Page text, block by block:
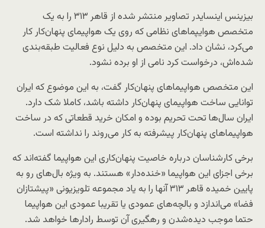
بیزینس اینسایدر تصاویر منتشر شده از قاهر ۳۱۳ را به یک
متخصص هوایپماهای نظامی که روی یک هواپیمای پنهان‌کار کار
می‌کرد، نشان داد. این متخصص به دلیل نوع فعالیت طبقه‌بندی
شده‌اش، درخواست کرد نامی از او برده نشود.
این متخصص هواپیماهای پنهان‌کار گفت، به این موضوع که ایران
توانایی ساخت هواپیمای پنهان‌کار داشته باشد، کاملا شک دارد.
ایران سال‌ها تحت تحریم بوده و امکان خرید قطعاتی که در ساخت
هواپیماهای پنهان‌کار پیشرفته به کار می‌روند را نداشته است.
برخی کارشناسان درباره خاصیت پنهان‌کاری این هواپیما گفته‌اند که
برخی اجزای این هواپیما «خنده‌دار» هستند. به ویژه بال‌های رو به
پایین خمیده قاهر ۳۱۳ آنها را به یاد مجموعه تلویزیونی «پیشتازان
فضا» می‌اندازد و بالچه‌های عمودی یا تقریبا عمودی این هواپیما
حتما موجب دیده‌شدن و رهگیری آن توسط رادارها خواهد شد.